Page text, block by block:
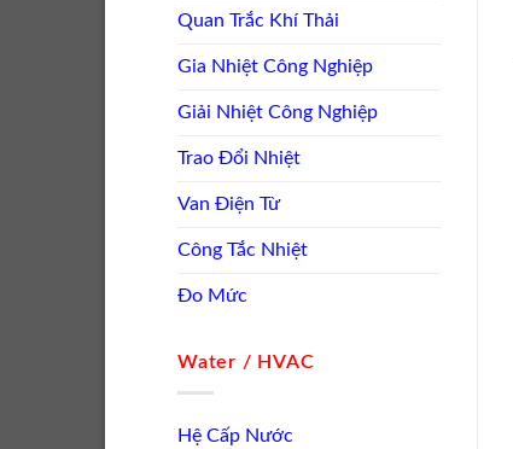
Quan Trắc Khí Thải
Gia Nhiệt Công Nghiệp
Giải Nhiệt Công Nghiệp
Trao Đổi Nhiệt
Van Điện Từ
Công Tắc Nhiệt
Đo Mức
Water / HVAC
Hệ Cấp Nước